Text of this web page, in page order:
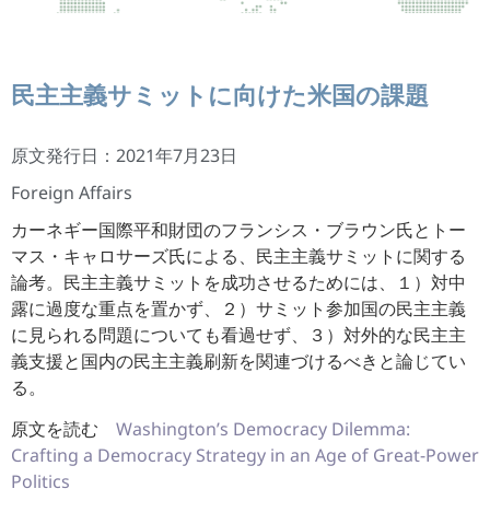
民主主義サミットに向けた米国の課題
原文発行日：2021年7月23日
Foreign Affairs
カーネギー国際平和財団のフランシス・ブラウン氏とトー
マス・ キャロサーズ氏による、民主主義サミットに関する
論考。 民主主義サミットを成功させるためには、１）対中
露に過度な重点を置かず、２）サミット参加国の民主主義
に見られる問題についても看過せず、３）対外的な民主主
義支援と国内の民主主義刷新を関連づけるべきと論じてい
る。
原文を読む Washington’s Democracy Dilemma:
Crafting a Democracy Strategy in an Age of Great-Power
Politics